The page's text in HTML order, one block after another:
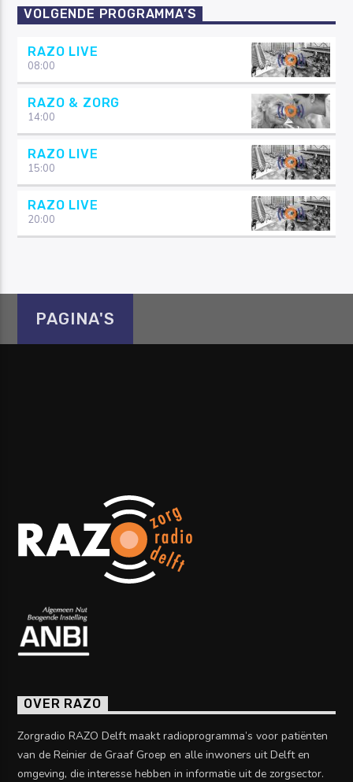
VOLGENDE PROGRAMMA’S
RAZO LIVE
08:00
RAZO & ZORG
14:00
RAZO LIVE
15:00
RAZO LIVE
20:00
PAGINA'S
OVER RAZO
Zorgradio RAZO Delft maakt radioprogramma’s voor patiënten
van de Reinier de Graaf Groep en alle inwoners uit Delft en
omgeving, die interesse hebben in informatie uit de zorgsector.